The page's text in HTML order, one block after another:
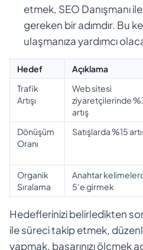
etmek, SEO Danışmanı
gereken bir adımdır. Bu
ulaşmanıza yardımcı
Hedef Açıklama
Trafik
Artışı
Web sitesi
ziyaretçilerinde
artış
Dönüşüm
Oranı
Satışlarda %15
Organik
Sıralama
Anahtar
5’e girmek
Hedeflerinizi belirledikten
ile süreci takip etmek,
yapmak, başarınızı ölçmek